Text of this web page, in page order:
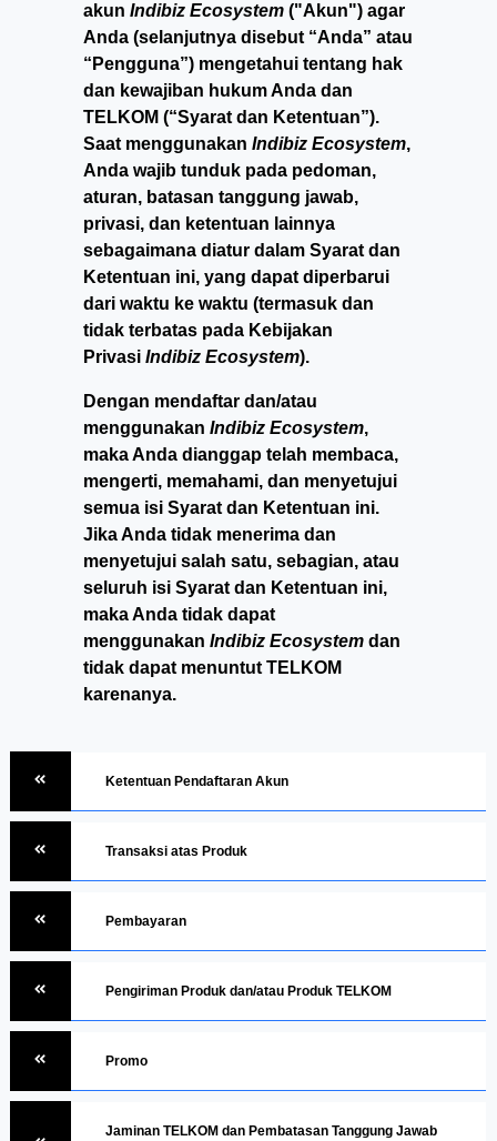
akun Indibiz Ecosystem ("Akun") agar
Anda (selanjutnya disebut “Anda” atau
“Pengguna”) mengetahui tentang hak
dan kewajiban hukum Anda dan
TELKOM (“Syarat dan Ketentuan”).
Saat menggunakan Indibiz Ecosystem,
Anda wajib tunduk pada pedoman,
aturan, batasan tanggung jawab,
privasi, dan ketentuan lainnya
sebagaimana diatur dalam Syarat dan
Ketentuan ini, yang dapat diperbarui
dari waktu ke waktu (termasuk dan
tidak terbatas pada Kebijakan
Privasi Indibiz Ecosystem).
Dengan mendaftar dan/atau
menggunakan Indibiz Ecosystem,
maka Anda dianggap telah membaca,
mengerti, memahami, dan menyetujui
semua isi Syarat dan Ketentuan ini.
Jika Anda tidak menerima dan
menyetujui salah satu, sebagian, atau
seluruh isi Syarat dan Ketentuan ini,
maka Anda tidak dapat
menggunakan Indibiz Ecosystem dan
tidak dapat menuntut TELKOM
karenanya.
Ketentuan Pendaftaran Akun
Transaksi atas Produk
Pembayaran
Pengiriman Produk dan/atau Produk TELKOM
Promo
Jaminan TELKOM dan Pembatasan Tanggung Jawab